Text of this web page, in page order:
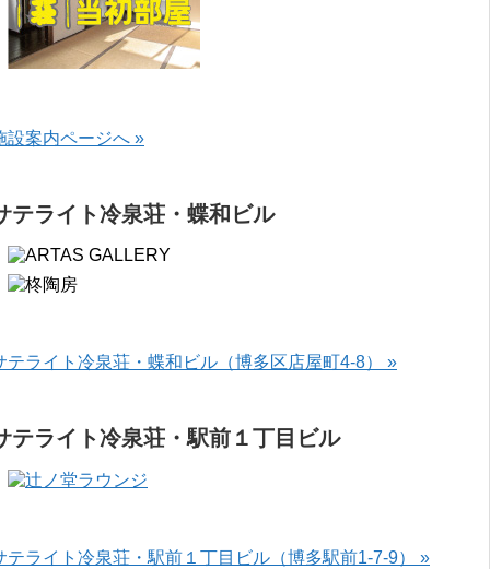
設案内ページへ »
テライト冷泉荘・蝶和ビル
テライト冷泉荘・蝶和ビル（博多区店屋町4-8） »
テライト冷泉荘・駅前１丁目ビル
テライト冷泉荘・駅前１丁目ビル（博多駅前1-7-9） »